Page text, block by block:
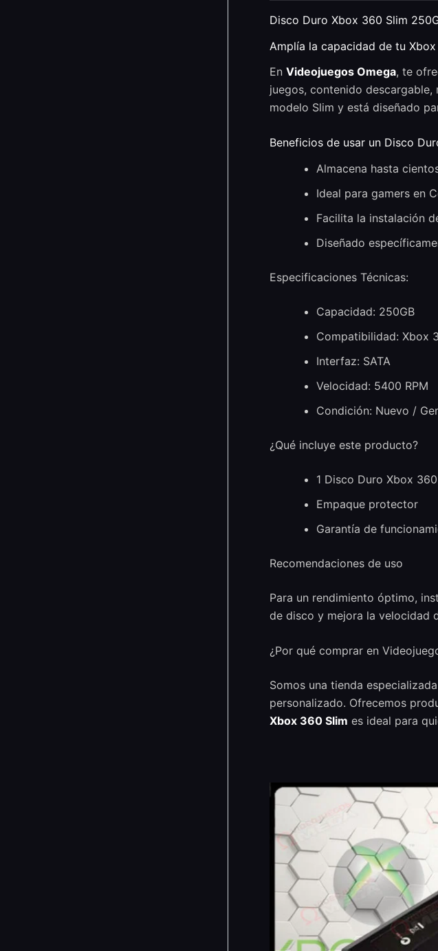
Disco Duro Xbox 360 Slim
Amplía la capacidad de tu
En Videojuegos Omega, te
juegos, contenido
modelo Slim y está diseñado
Beneficios de usar un Disco
Almacena hasta
Ideal para gamers en
Facilita la instalación
Diseñado
Especificaciones Técnicas:
Capacidad: 250GB
Compatibilidad: Xbox
Interfaz: SATA
Velocidad: 5400 RPM
Condición: Nuevo /
¿Qué incluye este producto?
1 Disco Duro Xbox
Empaque protector
Garantía de
Recomendaciones de uso
Para un rendimiento óptimo,
de disco y mejora la velocidad
¿Por qué comprar en
Somos una tienda
personalizado. Ofrecemos
Xbox 360 Slim es ideal para